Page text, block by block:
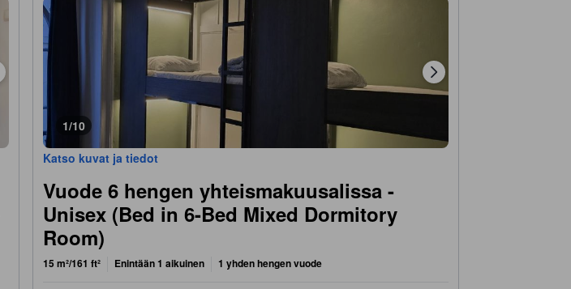
1/10
Katso kuvat ja tiedot
Vuode 6 hengen yhteismakuusalissa -
Unisex (Bed in 6-Bed Mixed Dormitory
Room)
15 m²/161 ft² Enintään 1 aikuinen 1 yhden hengen vuode